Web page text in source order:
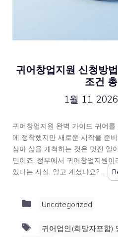
귀어창업지원 신청방
조건
1월 11, 2026
귀어창업지원 완벽 가이드 귀어
에 정착했지만 새로운 시작을 준
삼아 삶을 개척하는 것은 멋진 일
민이죠. 정부에서 귀어창업지원
있다는 사실, 알고 계셨나요? …
Categories
Uncategorized
Tags
귀어업인(희망자포함)